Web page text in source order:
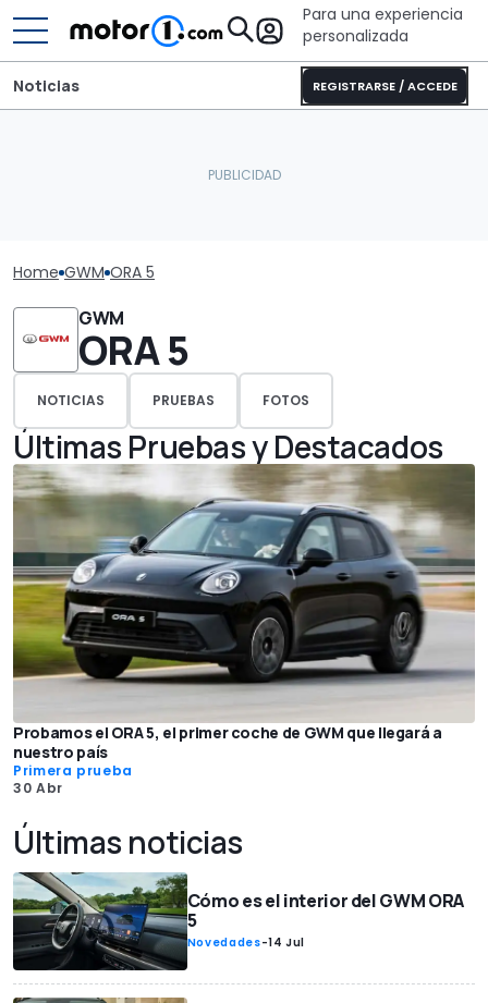
Para una experiencia
personalizada
REGISTRARSE / ACCEDE
Noticias
Home GWM ORA 5
GWM
ORA 5
NOTICIAS PRUEBAS FOTOS
Últimas Pruebas y Destacados
Probamos el ORA 5, el primer coche de GWM que llegará a
nuestro país
Primera prueba
30 Abr
Últimas noticias
Cómo es el interior del GWM ORA
5
Novedades-14 Jul